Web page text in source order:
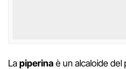
Lapiperinaè un alcaloide